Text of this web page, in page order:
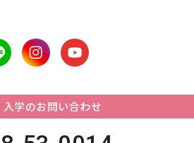
入学のお問い合わせ